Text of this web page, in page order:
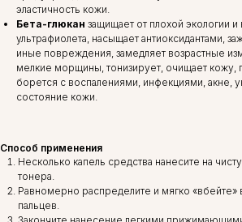
эластичность кожи.
Бета-глюкан защищает от плохой экологии и
ультрафиолета, насыщает антиоксидантами,
иные повреждения, замедляет возрастные
мелкие морщины, тонизирует, очищает кожу,
борется с воспалениями, инфекциями, акне,
состояние кожи.
Способ применения
Несколько капель средства нанесите на
тонера.
Равномерно распределите и мягко «вбейте»
пальцев.